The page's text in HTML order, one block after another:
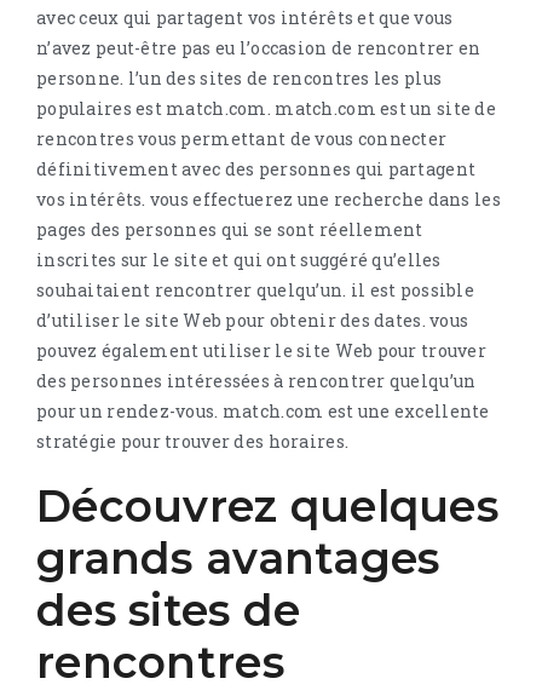
avec ceux qui partagent vos intérêts et que vous
n’avez peut-être pas eu l’occasion de rencontrer en
personne. l’un des sites de rencontres les plus
populaires est match.com. match.com est un site de
rencontres vous permettant de vous connecter
définitivement avec des personnes qui partagent
vos intérêts. vous effectuerez une recherche dans les
pages des personnes qui se sont réellement
inscrites sur le site et qui ont suggéré qu’elles
souhaitaient rencontrer quelqu’un. il est possible
d’utiliser le site Web pour obtenir des dates. vous
pouvez également utiliser le site Web pour trouver
des personnes intéressées à rencontrer quelqu’un
pour un rendez-vous. match.com est une excellente
stratégie pour trouver des horaires.
Découvrez quelques
grands avantages
des sites de
rencontres